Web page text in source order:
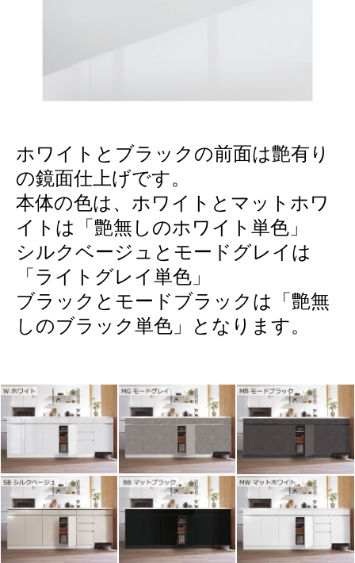
ホワイトとブラックの前面は艶有り
の鏡面仕上げです。
本体の色は、ホワイトとマットホワ
イトは「艶無しのホワイト単色」
シルクベージュとモードグレイは
「ライトグレイ単色」
ブラックとモードブラックは「艶無
しのブラック単色」となります。